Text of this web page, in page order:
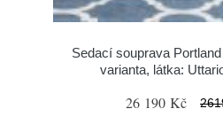
Sedací souprava
varianta, látka:
26 190 Kč